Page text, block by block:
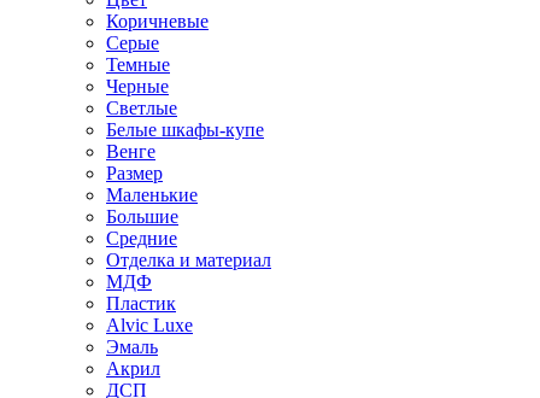
Коричневые
Серые
Темные
Черные
Светлые
Белые шкафы-купе
Венге
Размер
Маленькие
Большие
Средние
Отделка и материал
МДФ
Пластик
Alvic Luxe
Эмаль
Акрил
ДСП